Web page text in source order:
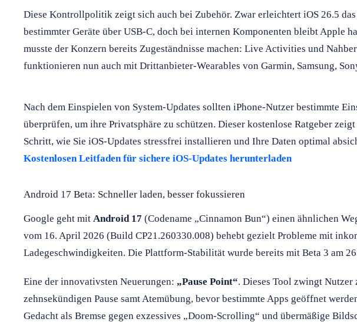
Diese Kontrollpolitik zeigt sich auch bei Zubehör. Zwar erleichtert iOS 26.5
bestimmter Geräte über USB-C, doch bei internen Komponenten bleibt Apple
musste der Konzern bereits Zugeständnisse machen: Live Activities und
funktionieren nun auch mit Drittanbieter-Wearables von Garmin, Samsung,
Nach dem Einspielen von System-Updates sollten iPhone-Nutzer bestimmte
überprüfen, um ihre Privatsphäre zu schützen. Dieser kostenlose Ratgeber
Schritt, wie Sie iOS-Updates stressfrei installieren und Ihre Daten optimal
Kostenlosen Leitfaden für sichere iOS-Updates herunterladen
Android 17 Beta: Schneller laden, besser fokussieren
Google geht mit Android 17 (Codename „Cinnamon Bun“) einen ähnlichen
vom 16. April 2026 (Build CP21.260330.008) behebt gezielt Probleme mit
Ladegeschwindigkeiten. Die Plattform-Stabilität wurde bereits mit Beta 3 am
Eine der innovativsten Neuerungen: „Pause Point“. Dieses Tool zwingt Nutzer
zehnsekündigen Pause samt Atemübung, bevor bestimmte Apps geöffnet
Gedacht als Bremse gegen exzessives „Doom-Scrolling“ und übermäßige